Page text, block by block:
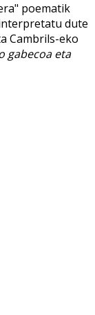
poematik
dute
Cambrils-eko
gabecoa eta